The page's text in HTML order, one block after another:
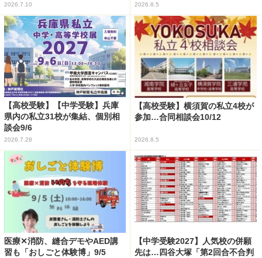
2026.7.10 2026.8.5
【高校受験】【中学受験】兵庫
県内の私立31校が集結、個別相
談会9/6
2026.7.28
【高校受験】横須賀の私立4校が
参加…合同相談会10/12
2026.8.5
医療✕消防、縫合デモやAED講
習も「おしごと体験博」9/5
【中学受験2027】人気校の併願
先は…四谷大塚「第2回合不合判